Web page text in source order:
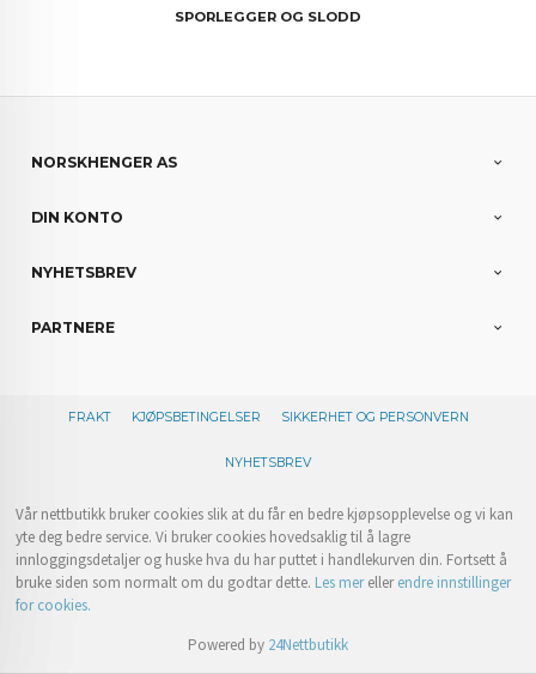
SPORLEGGER OG SLODD
NORSKHENGER AS
DIN KONTO
NYHETSBREV
PARTNERE
FRAKT KJØPSBETINGELSER SIKKERHET OG PERSONVERN
NYHETSBREV
Vår nettbutikk bruker cookies slik at du får en bedre kjøpsopplevelse og vi kan
yte deg bedre service. Vi bruker cookies hovedsaklig til å lagre
innloggingsdetaljer og huske hva du har puttet i handlekurven din. Fortsett å
bruke siden som normalt om du godtar dette. Les merellerendre innstillinger
for cookies.
Powered by 24Nettbutikk